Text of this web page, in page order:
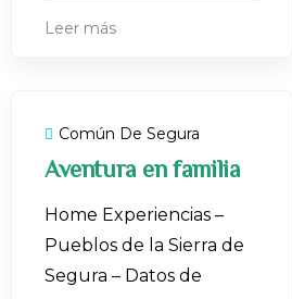
Leer más
Común De Segura
Aventura en familia
Home Experiencias –
Pueblos de la Sierra de
Segura – Datos de